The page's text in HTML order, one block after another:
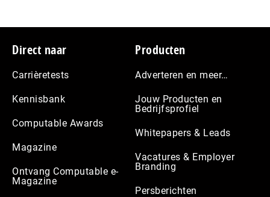
Footer
Direct naar
Carrièretests
Kennisbank
Computable Awards
Magazine
Ontvang Computable e-
Magazine
Producten
Adverteren en meer…
Jouw Producten en
Bedrijfsprofiel
Whitepapers & Leads
Vacatures & Employer
Branding
Persberichten